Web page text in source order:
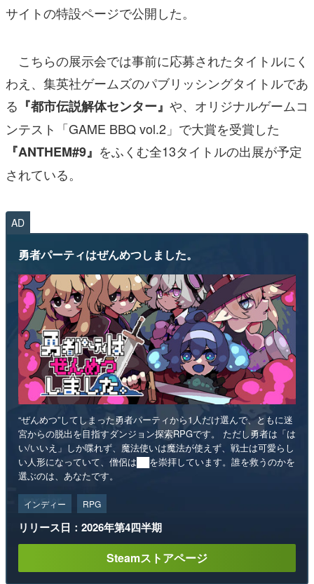
電ファミニコゲーマーとは？
サイトの特設ページで公開した。
こちらの展示会では事前に応募されたタイトルにく
わえ、集英社ゲームズのパブリッシングタイトルであ
る 『都市伝説解体センター』 や、オリジナルゲームコ
ンテスト「GAME BBQ vol.2」で大賞を受賞した
『ANTHEM#9』 をふくむ全13タイトルの出展が予定
されている。
AD
勇者パーティはぜんめつしました。
“ぜんめつ”してしまった勇者パーティから1人だけ選んで、ともに迷
宮からの脱出を目指すダンジョン探索RPGです。 ただし勇者は「は
い/いいえ」しか喋れず、魔法使いは魔法が使えず、戦士は可愛らし
い人形になっていて、僧侶は██を崇拝しています。誰を救うのかを
選ぶのは、あなたです。
インディー RPG
リリース日：2026年第4四半期
Steamストアページ